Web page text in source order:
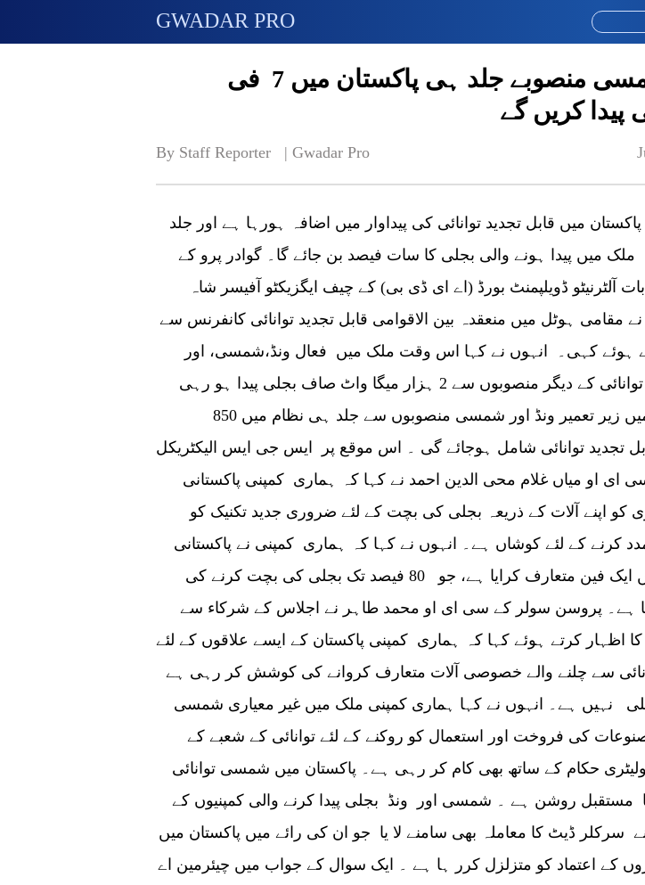
GWADAR PRO
ونڈ، شمسی منصوبے جلد ہی پاکستان میں 7 فی
پیدا کریں گے
By Staff Reporter   | Gwadar Pro
: پاکستان میں قابل تجدید توانائی کی پیداوار میں اضافہ ہورہا ہے اور جلد
میں پیدا ہونے والی بجلی کا سات فیصد بن جائے گا۔ گوادر پرو کے
آلٹرنیٹو ڈویلپمنٹ بورڈ (اے ای ڈی بی) کے چیف ایگزیکٹو آفیسر شاہ
مقامی ہوٹل میں منعقدہ بین الاقوامی قابل تجدید توانائی کانفرنس سے
ہوئے کہی۔ انہوں نے کہا اس وقت ملک میں فعال ونڈ،شمسی، اور
قابل تجدید توانائی کے دیگر منصوبوں سے 2 ہزار میگا واٹ صاف بجلی پیدا ہو رہی
ہے۔ ملک میں زیر تعمیر ونڈ اور شمسی منصوبوں سے جلد ہی نظام میں 850
تجدید توانائی شامل ہوجائے گی ۔ اس موقع پر ایس جی ایس الیکٹریکل
ای او میاں غلام محی الدین احمد نے کہا کہ ہماری کمپنی پاکستانی
کو اپنے آلات کے ذریعہ بجلی کی بچت کے لئے ضروری جدید تکنیک کو
مدد کرنے کے لئے کوشاں ہے۔ انہوں نے کہا کہ ہماری کمپنی نے پاکستانی
مارکیٹ میں ایک فین متعارف کرایا ہے، جو 80 فیصد تک بجلی کی بچت کرنے کی
ہے۔ پروسن سولر کے سی ای او محمد طاہر نے اجلاس کے شرکاء سے
کا اظہار کرتے ہوئے کہا کہ ہماری کمپنی پاکستان کے ایسے علاقوں کے لئے
سے چلنے والے خصوصی آلات متعارف کروانے کی کوشش کر رہی ہے
نہیں ہے۔ انہوں نے کہا ہماری کمپنی ملک میں غیر معیاری شمسی
کی فروخت اور استعمال کو روکنے کے لئے توانائی کے شعبے کے
حکام کے ساتھ بھی کام کر رہی ہے۔ پاکستان میں شمسی توانائی
مستقبل روشن ہے ۔ شمسی اور ونڈ بجلی پیدا کرنے والی کمپنیوں کے
سرکلر ڈیٹ کا معاملہ بھی سامنے لا یا جو ان کی رائے میں پاکستان میں
کے اعتماد کو متزلزل کرر ہا ہے ۔ ایک سوال کے جواب میں چیئرمین اے